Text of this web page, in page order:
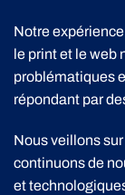
Notre
le print et le web
problématiques
répondant par
Nous veillons
continuons de
et